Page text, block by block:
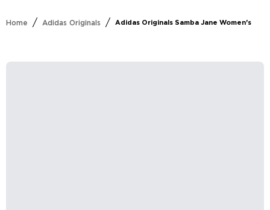
Home / Adidas Originals / Adidas Originals Samba Jane Women's